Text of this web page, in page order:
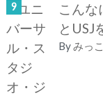
こんな
とUSJ
Byみっこ